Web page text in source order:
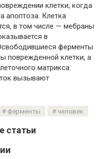
клетки, когда
апоптоза. Клетка
в том числе — мебраны
в
ферменты
поврежденной клетки, а
матрикса.
вызывают
ферменты человек
статьи